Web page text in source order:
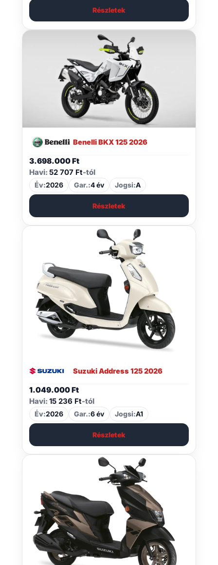
Részletek
Benelli BKX 125 2026
3.698.000Ft
Havi: 52 707 Ft-tól
Év:2026 Gar.:4 év Jogsi:A
Részletek
Suzuki Address 125 2026
1.049.000Ft
Havi: 15 236 Ft-tól
Év:2026 Gar.:6 év Jogsi:A1
Részletek